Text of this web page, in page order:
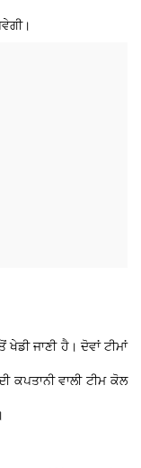
ਜਾਣੀ ਹੈ। ਦੋਵਾਂ ਟੀਮਾਂ
ਕਪਤਾਨੀ ਵਾਲੀ ਟੀਮ ਕੋਲ